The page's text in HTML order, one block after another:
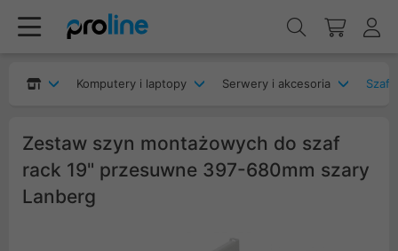
Komputery i laptopy Serwery i akcesoria
Zestaw szyn montażowych do szaf
rack 19" przesuwne 397-680mm szary
Lanberg